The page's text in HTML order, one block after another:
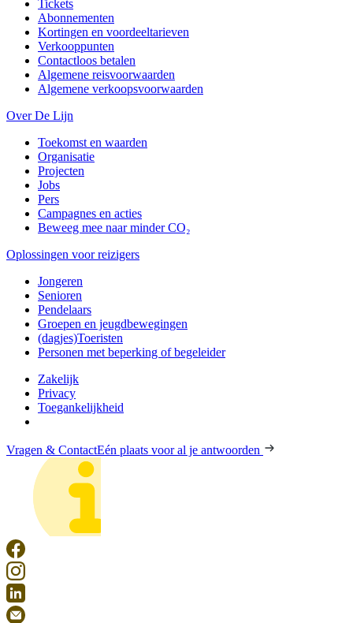
Tickets
Abonnementen
Kortingen en voordeeltarieven
Verkooppunten
Contactloos betalen
Algemene reisvoorwaarden
Algemene verkoopsvoorwaarden
Over De Lijn
Toekomst en waarden
Organisatie
Projecten
Jobs
Pers
Campagnes en acties
Beweeg mee naar minder CO₂
Oplossingen voor reizigers
Jongeren
Senioren
Pendelaars
Groepen en jeugdbewegingen
(dagjes)Toeristen
Personen met beperking of begeleider
Zakelijk
Privacy
Toegankelijkheid
Vragen & ContactEén plaats voor al je antwoorden